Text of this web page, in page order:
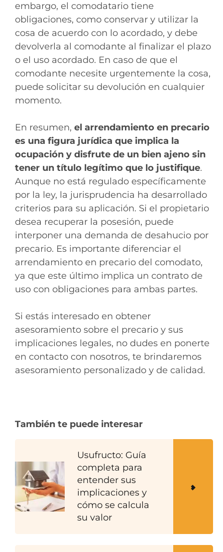
embargo, el comodatario tiene
obligaciones, como conservar y utilizar la
cosa de acuerdo con lo acordado, y debe
devolverla al comodante al finalizar el plazo
o el uso acordado. En caso de que el
comodante necesite urgentemente la cosa,
puede solicitar su devolución en cualquier
momento.
En resumen, el arrendamiento en precario
es una figura jurídica que implica la
ocupación y disfrute de un bien ajeno sin
tener un título legítimo que lo justifique.
Aunque no está regulado específicamente
por la ley, la jurisprudencia ha desarrollado
criterios para su aplicación. Si el propietario
desea recuperar la posesión, puede
interponer una demanda de desahucio por
precario. Es importante diferenciar el
arrendamiento en precario del comodato,
ya que este último implica un contrato de
uso con obligaciones para ambas partes.
Si estás interesado en obtener
asesoramiento sobre el precario y sus
implicaciones legales, no dudes en ponerte
en contacto con nosotros, te brindaremos
asesoramiento personalizado y de calidad.
También te puede interesar
Usufructo: Guía
completa para
entender sus
implicaciones y
cómo se calcula
su valor